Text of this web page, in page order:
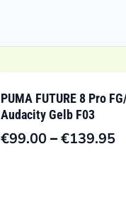
PUMA FUTURE 8 Pro
Audacity Gelb F03
€99.00–€139.95